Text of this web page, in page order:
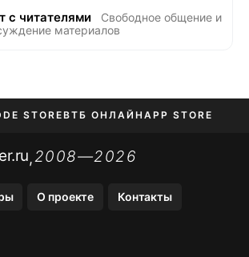
с читателями
Свободное общение и
материалов
STOREВТБ ОНЛАЙН APP STORE
И BIP
,2008—2026
О проекте Контакты